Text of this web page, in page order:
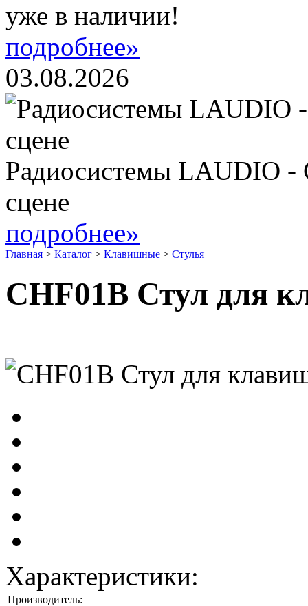
уже в наличии!
подробнее»
03.08.2026
Радиосистемы LAUDIO -
сцене
подробнее»
Главная > Каталог > Клавишные > Стулья
CHF01B Стул для
Характеристики:
Производитель: